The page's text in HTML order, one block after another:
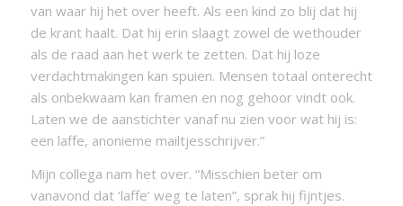
van waar hij het over heeft. Als een kind zo blij dat hij
de krant haalt. Dat hij erin slaagt zowel de wethouder
als de raad aan het werk te zetten. Dat hij loze
verdachtmakingen kan spuien. Mensen totaal onterecht
als onbekwaam kan framen en nog gehoor vindt ook.
Laten we de aanstichter vanaf nu zien voor wat hij is:
een laffe, anonieme mailtjesschrijver.”
Mijn collega nam het over. “Misschien beter om
vanavond dat ‘laffe’ weg te laten”, sprak hij fijntjes.